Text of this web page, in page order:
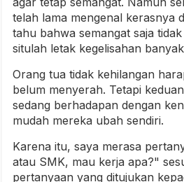
telah lama mengenal kerasnya
tahu bahwa semangat saja
situlah letak kegelisahan
Orang tua tidak kehilangan
belum menyerah. Tetapi
sedang berhadapan dengan
mudah mereka ubah sendiri.
Karena itu, saya merasa
atau SMK, mau kerja apa?"
pertanyaan yang ditujukan